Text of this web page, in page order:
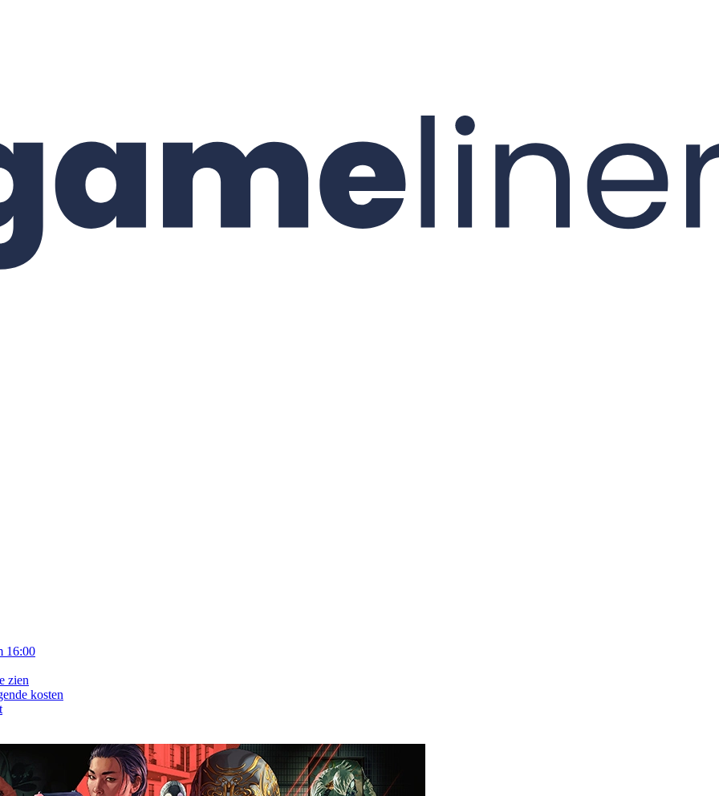
16:00
zien
kosten